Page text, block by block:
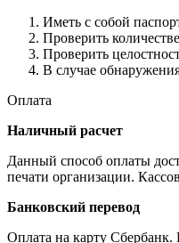
Иметь с собой
Проверить
Проверить
В случае
Оплата
Наличный расчет
Данный способ оплаты
печати организации.
Банковский перевод
Оплата на карту